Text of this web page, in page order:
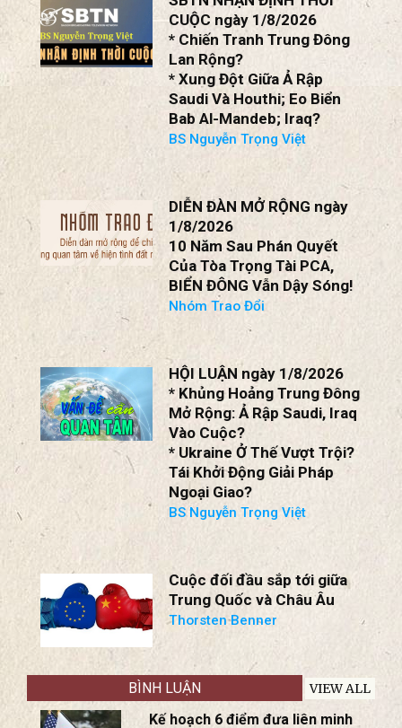
ARVIND SUBRAMANIAN,
SHOUMITRO CHATTERJEE
SBTN NHẬN ĐỊNH THỜI
CUỘC ngày 1/8/2026
* Chiến Tranh Trung Đông
* Xung Đột Giữa Ả Rập
Saudi Và Houthi; Eo Biển
Bab Al-Mandeb; Iraq?
BS Nguyễn Trọng Việt
DIỄN ĐÀN MỞ RỘNG ngày
Của Tòa Trọng Tài PCA,
BIỂN ĐÔNG Vẫn Dậy Sóng!
Nhóm Trao Đổi
HỘI LUẬN ngày 1/8/2026
* Khủng Hoảng Trung Đông
Mở Rộng: Ả Rập Saudi, Iraq
Vào Cuộc?
* Ukraine Ở Thế Vượt Trội?
Tái Khởi Động Giải Pháp
Ngoại Giao?
BS Nguyễn Trọng Việt
Cuộc đối đầu sắp tới giữa
Trung Quốc và Châu Âu
Thorsten Benner